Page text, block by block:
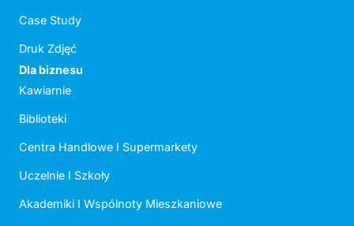
Case Study
Druk Zdjęć
Dla biznesu
Kawiarnie
Biblioteki
Centra Handlowe I Supermarkety
Uczelnie I Szkoły
Akademiki I Wspólnoty Mieszkaniowe